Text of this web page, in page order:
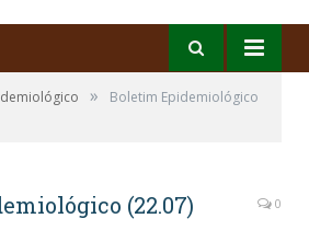
»
Boletim Epidemiológico
(22.07) 0